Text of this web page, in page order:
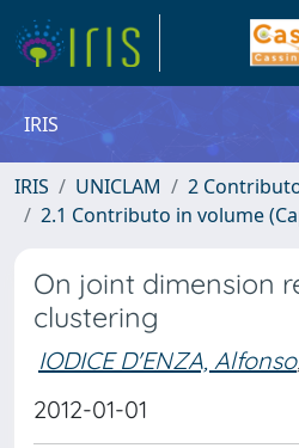
IRIS
IRIS UNICLAM
2
2.1 Contributo in volume
On joint dimension
clustering
IODICE D'ENZA, Alfonso
2012-01-01